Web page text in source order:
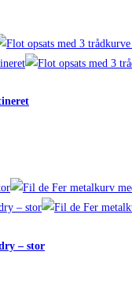
– stor